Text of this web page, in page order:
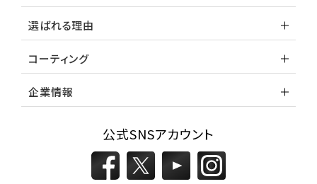
選ばれる理由
コーティング
企業情報
公式SNSアカウント